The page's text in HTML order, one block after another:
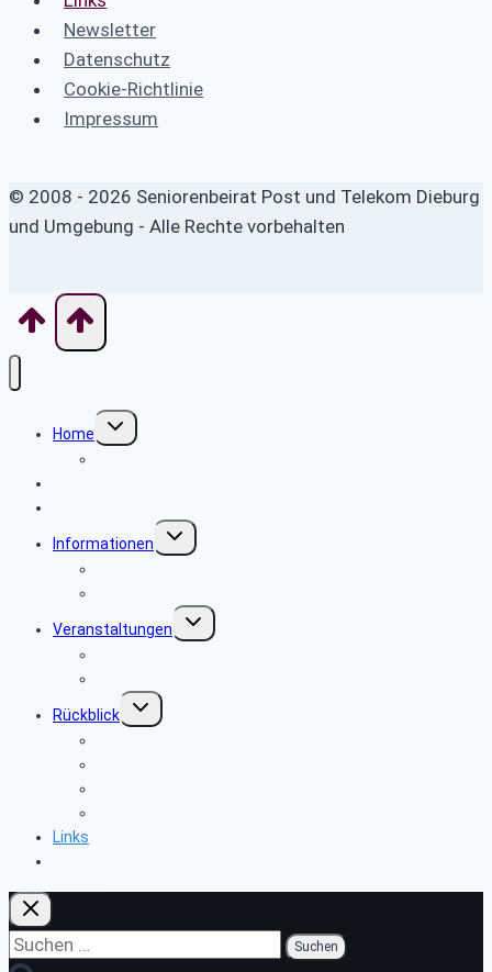
Newsletter
Datenschutz
Cookie-Richtlinie
Impressum
© 2008 - 2026 Seniorenbeirat Post und Telekom Dieburg
und Umgebung - Alle Rechte vorbehalten
Home
Untermenü
umschalten
Informationen
Untermenü
umschalten
Veranstaltungen
Untermenü
umschalten
Rückblick
Untermenü
umschalten
Links
Suchen